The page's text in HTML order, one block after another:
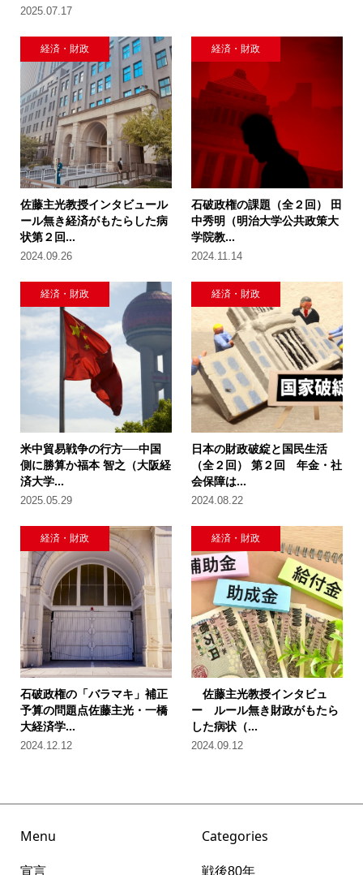
2025.07.17
経済・財政
佐藤主光教授インタビュール
ール無き経済がもたらした病
状第２回...
2024.09.26
経済・財政
石破政権の課題（全２回） 田
中秀明（明治大学公共政策大
学院教...
2024.11.14
経済・財政
米中貿易戦争の行方──中国
側に勝算か福本 智之（大阪経
済大学...
2025.05.29
経済・財政
日本の財政破綻と国民生活
（全２回） 第２回 年金・社
会保障は...
2024.08.22
経済・財政
石破政権の「バラマキ」補正
予算の問題点佐藤主光・一橋
大経済学...
2024.12.12
経済・財政
佐藤主光教授インタビュ
ー ルール無き財政がもたら
した病状（...
2024.09.12
Menu
宣言
Categories
戦後80年